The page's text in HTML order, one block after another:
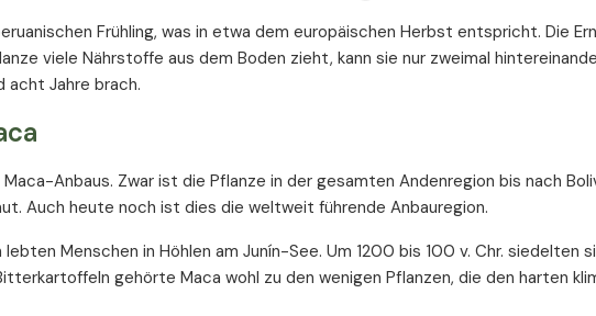
Frühling, was in etwa dem europäischen Herbst entspricht. Die
viele Nährstoffe aus dem Boden zieht, kann sie nur zweimal
acht Jahre brach.
Anbaus. Zwar ist die Pflanze in der gesamten Andenregion bis nach
Auch heute noch ist dies die weltweit führende Anbauregion.
Menschen in Höhlen am Junín-See. Um 1200 bis 100 v. Chr. siedelten
gehörte Maca wohl zu den wenigen Pflanzen, die den harten